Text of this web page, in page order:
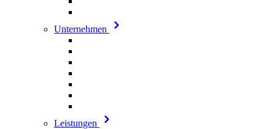
Unternehmen
Leistungen